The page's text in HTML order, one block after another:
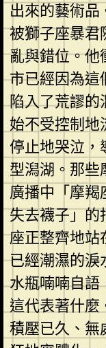
出來的藝術品
被獅子座暴君
亂與錯位。他
市已經因為這
陷入了荒謬的
始不受控制地
停止地哭泣，
型潟湖。那些
廣播中「摩羯
失去襪子」的
座正整齊地站
已經潮濕的淚
水瓶喃喃自語
這代表著什麼
積壓已久、無